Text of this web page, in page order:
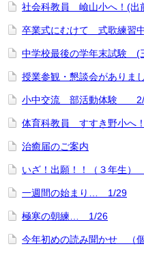
社会科教員 嶮山小へ！(
卒業式にむけて 式歌練
中学校最後の学年末試
授業参観・懇談会があり
小中交流 部活動体験 2/
体育科教員 すすき野小へ
治癒届のご案内
いざ！出願！！（３年生
一週間の始まり… 1/29
極寒の朝練… 1/26
今年初めの読み聞かせ （